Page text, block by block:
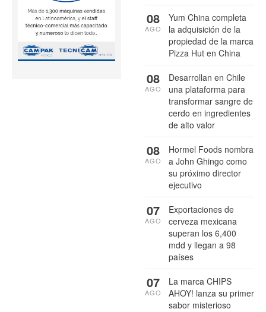
Yum China completa
la adquisición de la
propiedad de la marca
Pizza Hut en China
08
AGO
Desarrollan en Chile
una plataforma para
transformar sangre de
cerdo en ingredientes
de alto valor
08
AGO
Hormel Foods nombra
a John Ghingo como
su próximo director
ejecutivo
08
AGO
Exportaciones de
cerveza mexicana
superan los 6,400
mdd y llegan a 98
países
07
AGO
La marca CHIPS
AHOY! lanza su primer
sabor misterioso
07
AGO